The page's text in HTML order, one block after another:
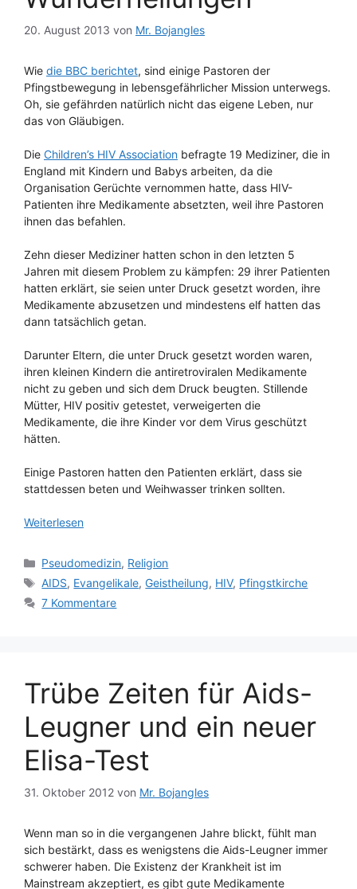
20. August 2013 von Mr. Bojangles
Wie die BBC berichtet, sind einige Pastoren der
Pfingstbewegung in lebensgefährlicher Mission unterwegs.
Oh, sie gefährden natürlich nicht das eigene Leben, nur
das von Gläubigen.
Die Children’s HIV Association befragte 19 Mediziner, die in
England mit Kindern und Babys arbeiten, da die
Organisation Gerüchte vernommen hatte, dass HIV-
Patienten ihre Medikamente absetzten, weil ihre Pastoren
ihnen das befahlen.
Zehn dieser Mediziner hatten schon in den letzten 5
Jahren mit diesem Problem zu kämpfen: 29 ihrer Patienten
hatten erklärt, sie seien unter Druck gesetzt worden, ihre
Medikamente abzusetzen und mindestens elf hatten das
dann tatsächlich getan.
Darunter Eltern, die unter Druck gesetzt worden waren,
ihren kleinen Kindern die antiretroviralen Medikamente
nicht zu geben und sich dem Druck beugten. Stillende
Mütter, HIV positiv getestet, verweigerten die
Medikamente, die ihre Kinder vor dem Virus geschützt
hätten.
Einige Pastoren hatten den Patienten erklärt, dass sie
stattdessen beten und Weihwasser trinken sollten.
Weiterlesen
Kategorien
Pseudomedizin, Religion
Schlagwörter
AIDS, Evangelikale,Geistheilung, HIV, Pfingstkirche
7 Kommentare
Trübe Zeiten für Aids-
Leugner und ein neuer
Elisa-Test
31. Oktober 2012 von Mr. Bojangles
Wenn man so in die vergangenen Jahre blickt, fühlt man
sich bestärkt, dass es wenigstens die Aids-Leugner immer
schwerer haben. Die Existenz der Krankheit ist im
Mainstream akzeptiert, es gibt gute Medikamente